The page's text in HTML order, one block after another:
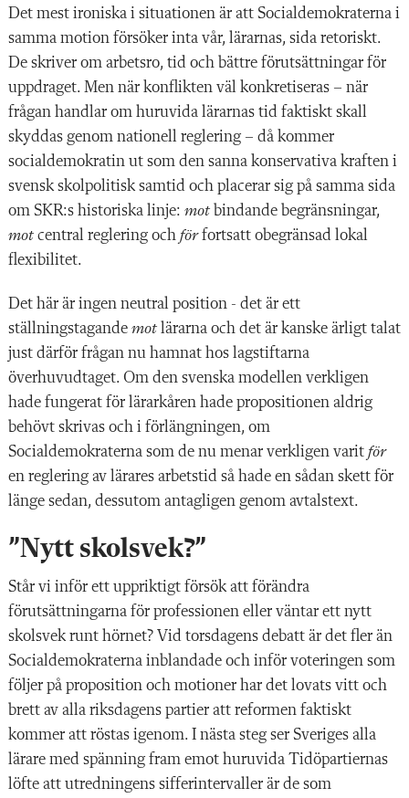
Det mest ironiska i situationen är att Socialdemokraterna i
samma motion försöker inta vår, lärarnas, sida retoriskt.
De skriver om arbetsro, tid och bättre förutsättningar för
uppdraget. Men när konflikten väl konkretiseras – när
frågan handlar om huruvida lärarnas tid faktiskt skall
skyddas genom nationell reglering – då kommer
socialdemokratin ut som den sanna konservativa kraften i
svensk skolpolitisk samtid och placerar sig på samma sida
om SKR:s historiska linje: mot bindande begränsningar,
mot central reglering och förfortsatt obegränsad lokal
flexibilitet.
Det här är ingen neutral position - det är ett
ställningstagande mot lärarna och det är kanske ärligt talat
just därför frågan nu hamnat hos lagstiftarna
överhuvudtaget. Om den svenska modellen verkligen
hade fungerat för lärarkåren hade propositionen aldrig
behövt skrivas och i förlängningen, om
Socialdemokraterna som de nu menar verkligen varit för
en reglering av lärares arbetstid så hade en sådan skett för
länge sedan, dessutom antagligen genom avtalstext.
”Nytt skolsvek?”
Står vi inför ett uppriktigt försök att förändra
förutsättningarna för professionen eller väntar ett nytt
skolsvek runt hörnet? Vid torsdagens debatt är det fler än
Socialdemokraterna inblandade och inför voteringen som
följer på proposition och motioner har det lovats vitt och
brett av alla riksdagens partier att reformen faktiskt
kommer att röstas igenom. I nästa steg ser Sveriges alla
lärare med spänning fram emot huruvida Tidöpartiernas
löfte att utredningens sifferintervaller är de som